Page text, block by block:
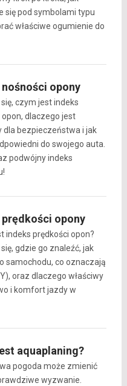
się pod symbolami typu
właściwe ogumienie do
opony
czym jest indeks
dlaczego jest
dla bezpieczeństwa i jak
do swojego auta.
podwójny indeks
prędkości opony
indeks prędkości opon?
gdzie go znaleźć, jak
samochodu, co oznaczają
oraz dlaczego właściwy
i komfort jazdy w
aquaplaning?
pogoda może zmienić
wyzwanie.